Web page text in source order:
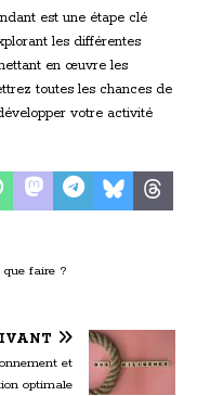
est une étape clé
les différentes
en œuvre les
toutes les chances de
votre activité
que faire ?
et
optimale